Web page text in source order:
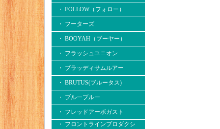
・ FOLLOW（フォロー）
・ フーターズ
・ BOOYAH（ブーヤー）
・ フラッシュユニオン
・ ブラッディサムルアー
・ BRUTUS(ブルータス)
・ ブルーブルー
・ フレッドアーボガスト
・ フロントラインプロダクシ